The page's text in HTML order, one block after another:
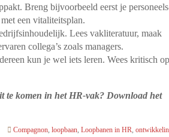
Breng bijvoorbeeld eerst je
een vitaliteitsplan.
Lees vakliteratuur, maak
collega’s zoals managers.
kun je wel iets leren. Wees kritisch op
te komen in het HR-vak? Download het
Compagnon,loopbaan,Loopbanen in HR,